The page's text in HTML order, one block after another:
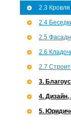
2.3 Кровля
2.4
2.5
2.6
2.7
3.
4. Дизайн,
5.